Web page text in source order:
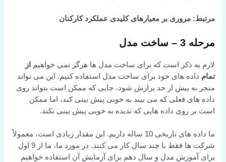
مرتبط: مروری بر معیارهای کلیدی عملکرد کارکنان
مرحله 3 – ساخت مدل
لازم به ذکر است که برای ساخت مدل ها هرگز نمی خواهیم
از
تمام داده های خود برای ساخت مدل استفاده کنیم. این می تواند
منجر به بیش از حد برازش شود، جایی که ممکن است بتواند روی
داده های فعلی که می بیند به خوبی پیش بینی کند، اما ممکن
است بر روی داده هایی که ندیده به خوبی پیش بینی نکند.
ما داده های تاریخی 10 ساله داریم. این مقدار زیادی است، معمولاً
شرکت ها فقط با چند سال کار می کنند. در مورد ما، ما از 9 اول
برای آموزش مدل و سال دهم برای آزمایش آن استفاده خواهیم